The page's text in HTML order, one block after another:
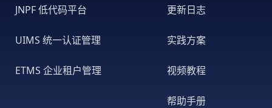
JNPF 低代码平台
UIMS 统一认证管理
ETMS 企业租户管理
更新日志
实践方案
视频教程
帮助手册